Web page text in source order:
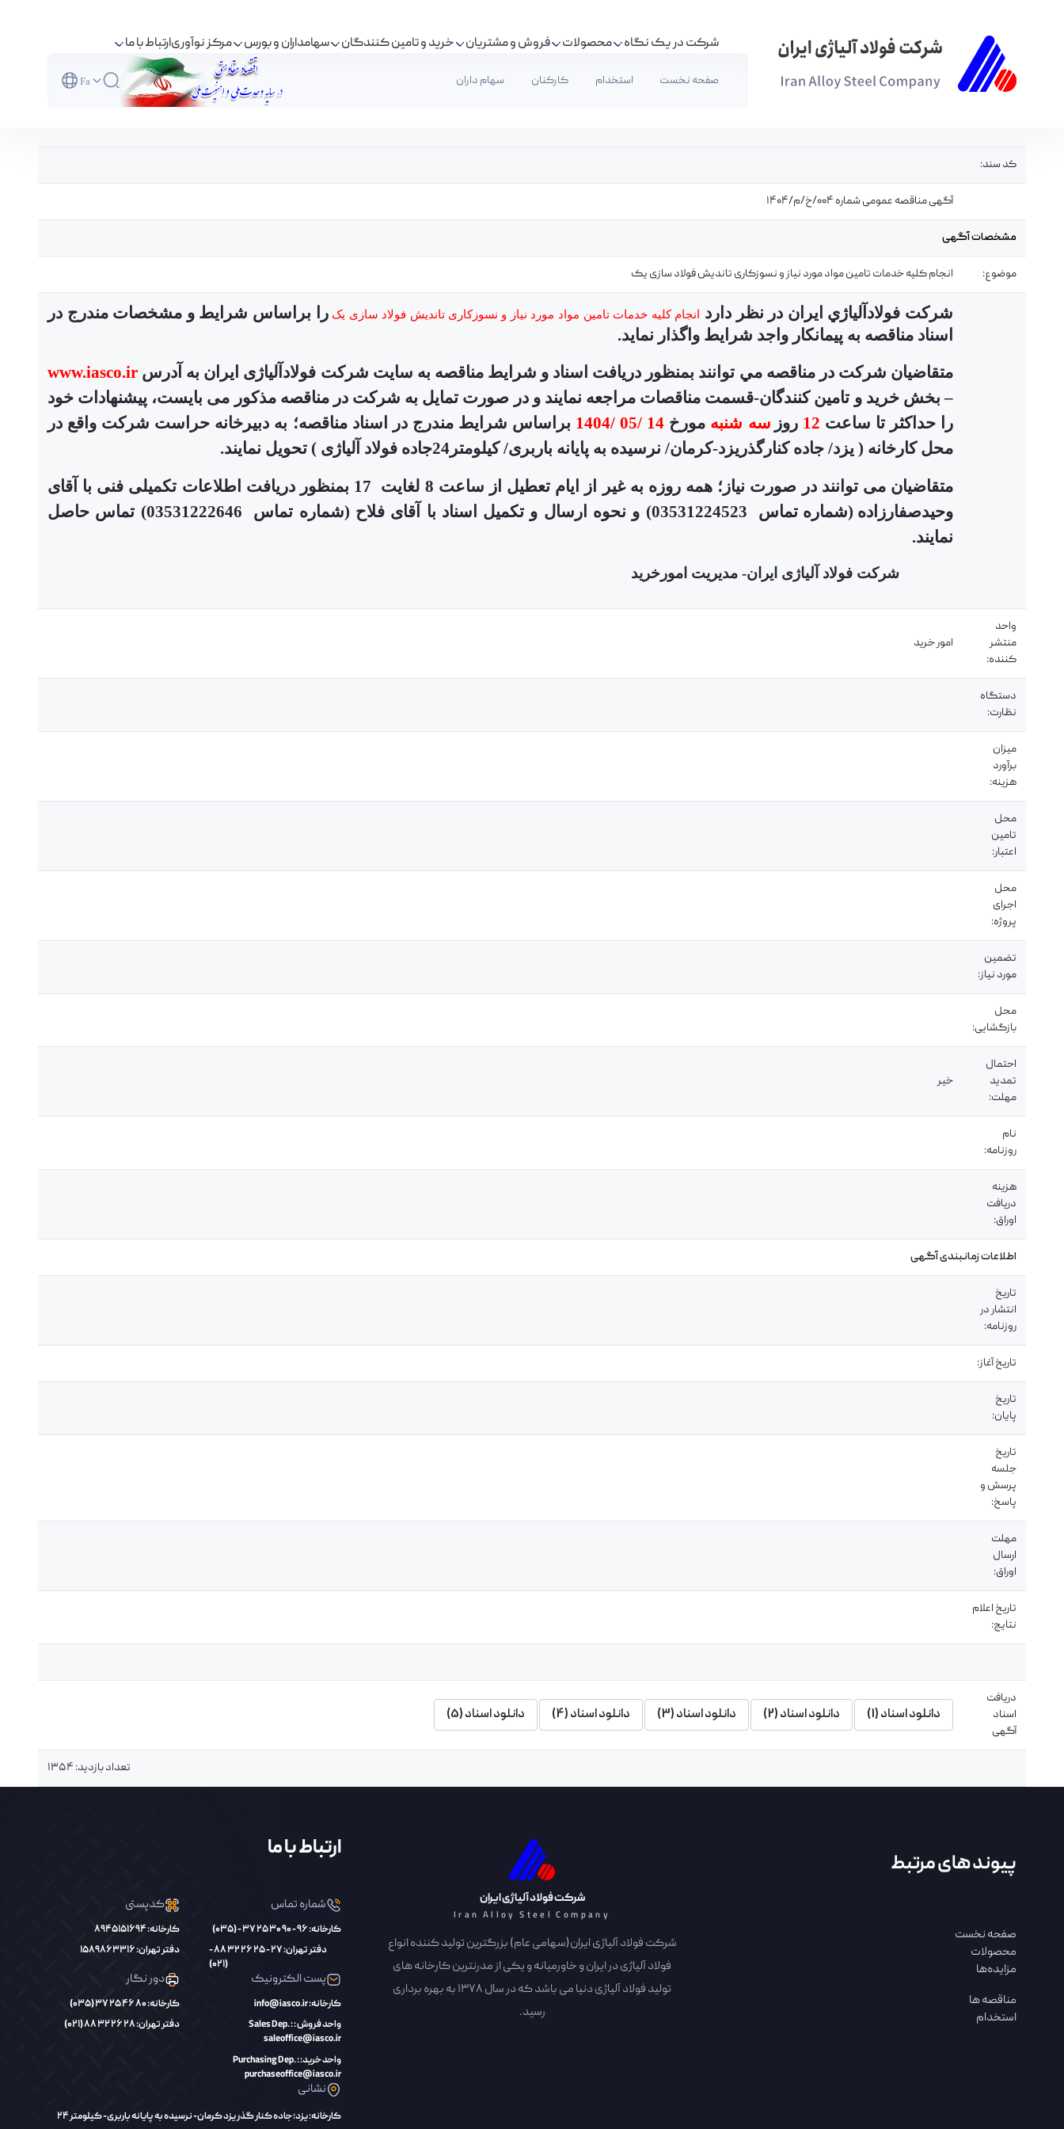
صفحه نخست استخدام کارکنان سهام داران Fa
شرکت در یک نگاه محصولات فروش و مشتریان خرید و تامین کنندگان سهامداران و بورس مرکز نوآوریارتباط با ما
آگهی مناقصه عمومی شماره 004/خ/م/1404 - شرکت فولاد آلیاژی ایران(سهامی عام)
کد سند:
آگهی مناقصه عمومی شماره 004/خ/م/1404
مشخصات آگهی
موضوع: انجام کلیه خدمات تامین مواد مورد نیاز و نسوزکاری تاندیش فولاد سازی یک
شركت فولادآلياژي ايران در نظر دارد انجام کلیه خدمات تامین مواد مورد نیاز و نسوزکاری تاندیش فولاد سازی یکرا براساس شرايط و مشخصات مندرج در
اسناد مناقصه به پیمانکار واجد شرايط واگذار نمايد.
متقاضيان شركت در مناقصه مي توانند بمنظور دریافت اسناد و شرایط مناقصه به سایت شرکت فولادآلیاژی ایران به آدرس www.iasco.ir
–بخش خرید و تامین کنندگان-قسمت مناقصات مراجعه نمایند و در صورت تمایل به شرکت در مناقصه مذکور می بایست، پيشنهادات خود
را حداکثر تا ساعت 12 روز سه شنبه مورخ 14 /05 /1404
براساس شرایط مندرج در اسناد مناقصه؛ به دبیرخانه حراست شرکت واقع در
محل کارخانه ( یزد/ جاده کنارگذریزد-کرمان/ نرسیده به پایانه باربری/ کیلومتر24جاده فولاد آلیاژی ) تحویل نمایند.
متقاضیان می توانند در صورت نیاز؛ همه روزه به غیر از ایام تعطیل از ساعت 8 لغایت 17 بمنظور دریافت اطلاعات تکمیلی فنی با آقای
وحیدصفارزاده (شماره
تماس 03531224523) و نحوه ارسال و تکمیل اسناد با آقای فلاح (شماره تماس 03531222646) تماس حاصل
نمایند.
شرکت فولاد آلیاژی ایران- مدیریت امورخرید
واحد
منتشر
کننده:
امور خرید
دستگاه
نظارت:
میزان
برآورد
هزینه:
محل
تامین
اعتبار:
محل
اجرای
پروژه:
تضمین
مورد نیاز:
محل
بازگشایی:
احتمال
تمدید
مهلت:
خیر
نام
روزنامه:
هزینه
دریافت
اوراق:
اطلاعات زمانبندی آگهی
تاریخ
انتشار در
روزنامه:
تاریخ آغاز:
تاریخ
پایان:
تاریخ
جلسه
پرسش و
پاسخ:
مهلت
ارسال
اوراق:
تاریخ اعلام
نتایج:
دریافت
اسناد
آگهی
دانلود اسناد (1) دانلود اسناد (2) دانلود اسناد (3) دانلود اسناد (4) دانلود اسناد (5)
تعداد بازدید: 1354
شرکت فولاد آلیاژی ایران
Iran Alloy Steel Company
شرکت فولاد آلیاژی ایران(سهامی عام) بزرگترین تولید کننده انواع
فولاد آلیاژی در ایران و خاورمیانه و یکی از مدرنترین کارخانه های
تولید فولاد آلیاژی دنیا می باشد که در سال 1378 به بهره برداری
رسید.
پیوند های مرتبط
صفحه نخست
محصولات
مزایده‌ها
مناقصه ها
استخدام
ارتباط با ما
شماره تماس
کارخانه: 96 - 90 30 25 37 - (035)
دفتر تهران: 27 - 25 26 32 88 -
(021)
کدپستی
کارخانه: 8945151694
دفتر تهران: 1589863316
پست الکترونیک
کارخانه: info@iasco.ir
واحد فروش : Sales Dep. :
saleoffice@iasco.ir
واحد خرید: Purchasing Dep. :
purchaseoffice@iasco.ir
دور نگار
کارخانه: 80 46 25 37 (035)
دفتر تهران: 28 26 32 88 (021)
نشانی
کارخانه: یزد؛ جاده کنار گذر یزد کرمان- نرسیده به پایانه باربری- کیلومتر 24